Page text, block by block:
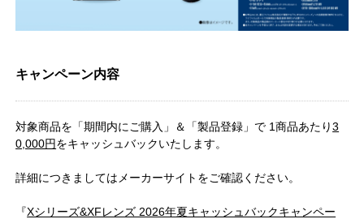
キャンペーン内容
対象商品を「期間内にご購入」＆「製品登録」で 1商品あたり3
0,000円をキャッシュバックいたします。
詳細につきましてはメーカーサイトをご確認ください。
『Xシリーズ&XFレンズ 2026年夏キャッシュバックキャンペー